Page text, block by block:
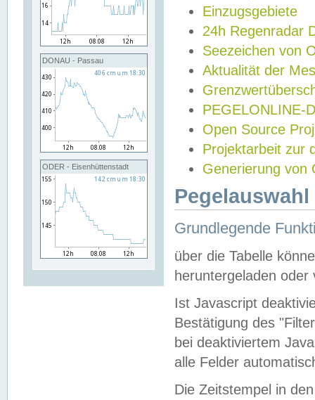
DONAU - Passau
ODER - Eisenhüttenstadt
Einzugsgebiete
24h Regenradar
Seezeichen von
Aktualität der
PEGELONLINE-
Open Source
Projektarbeit zur
Generierung von
Grundlegende
über die Tabelle
heruntergeladen oder
Ist Javascript
Bestätigung des
bei deaktiviertem
alle Felder
Die Zeitstempel in